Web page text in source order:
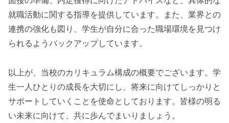
就職活動に関する指導を提供しています。また、業界との
連携の強化も図り、学生が自分に合った職場環境を見つけ
られるようバックアップしています。
以上が、当校のカリキュラム構成の概要でございます。学
生一人ひとりの成長を大切にし、将来に向けてしっかりと
サポートしていくことを使命としております。皆様の明る
い未来に向けて、共に歩んでまいりましょう。